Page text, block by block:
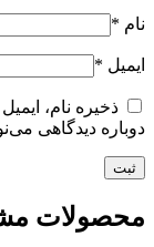
نام *
ایمیل *
ذخیره نام،
دوباره دیدگاهی
محصولات